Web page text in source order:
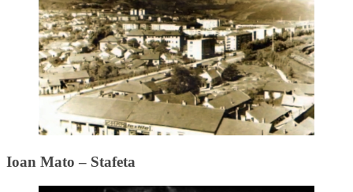
Ioan Mato – Stafeta